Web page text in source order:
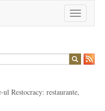
Toggle
navigation
Restocracy: restaurante,